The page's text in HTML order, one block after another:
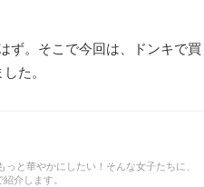
ず。そこで今回は、ドンキで買
た。
と華やかにしたい！そんな女子たちに、
介します。